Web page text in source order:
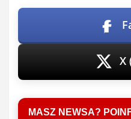
X
MASZ NEWSA?